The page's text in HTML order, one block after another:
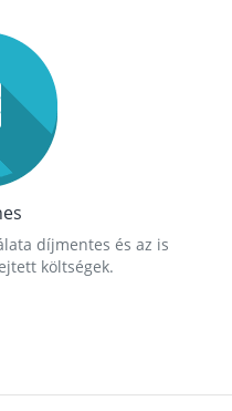
díjmentes és az is
költségek.